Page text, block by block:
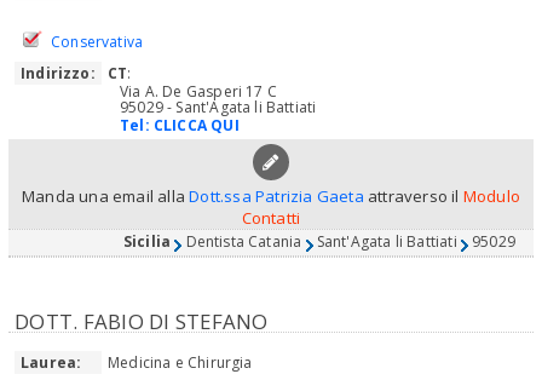
Conservativa
Indirizzo:
CT:
Via A. De Gasperi 17 C
95029 - Sant'Agata li Battiati
Tel: CLICCA QUI
Manda una email allaDott.ssa Patrizia Gaeta attraverso il Modulo
Contatti
Sicilia Dentista Catania Sant'Agata li Battiati 95029
DOTT. FABIO DI STEFANO
Laurea: Medicina e Chirurgia